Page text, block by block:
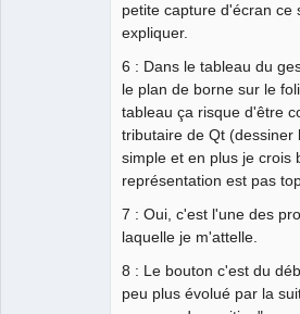
petite capture d'écran ce
expliquer.
6 : Dans le tableau du
le plan de borne sur le
tableau ça risque d'être
tributaire de Qt (dessiner
simple et en plus je crois
représentation est pas
7 : Oui, c'est l'une des
laquelle je m'attelle.
8 : Le bouton c'est du
peu plus évolué par la